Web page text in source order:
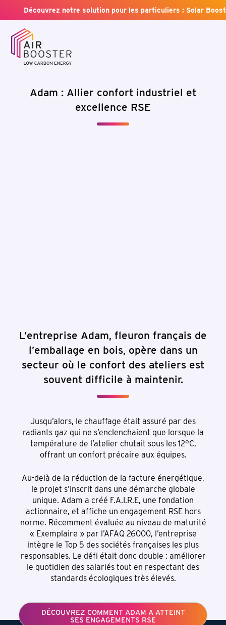
Découvrez notre solution pour les particuliers : Solar Boost
Adam : Allier confort industriel et
excellence RSE
L’entreprise Adam, fleuron français de
l’emballage en bois, opère dans un
secteur où le confort des ateliers est
souvent difficile à maintenir.
Jusqu’alors, le chauffage était assuré par des
radiants gaz qui ne s’enclenchaient que lorsque la
température de l’atelier chutait sous les 12°C,
offrant un confort précaire aux équipes.
Au-delà de la réduction de la facture énergétique,
le projet s’inscrit dans une démarche globale
unique. Adam a créé F.A.I.R.E, une fondation
actionnaire, et affiche un engagement RSE hors
norme. Récemment évaluée au niveau de maturité
« Exemplaire » par l’AFAQ 26000, l’entreprise
intègre le Top 5 des sociétés françaises les plus
responsables. Le défi était donc double : améliorer
le quotidien des salariés tout en respectant des
standards écologiques très élevés.
DÉCOUVREZ COMMENT ADAM A ATTEINT
SES ENGAGEMENTS RSE